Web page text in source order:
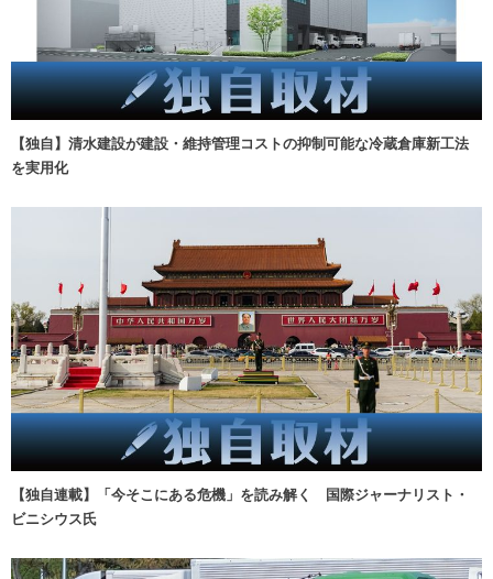
【独自】清水建設が建設・維持管理コストの抑制可能な冷蔵倉庫新工法
を実用化
【独自連載】「今そこにある危機」を読み解く 国際ジャーナリスト・
ビニシウス氏